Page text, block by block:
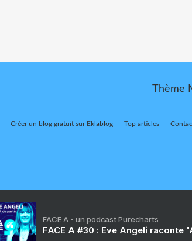
Thème
Créer un blog gratuit sur Eklablog Top articles
FACE A - un podcast Purecharts
FACE A #30 : Eve Angeli raconte